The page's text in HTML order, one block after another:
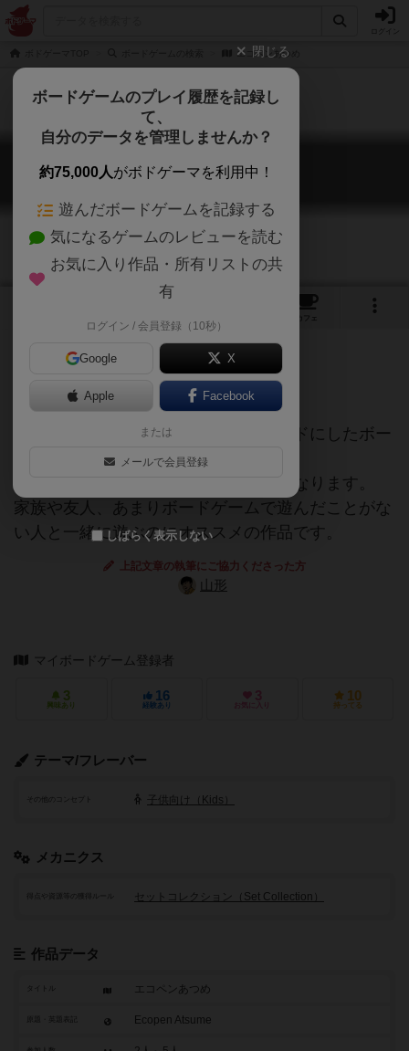
エコペンあつめ
エコペンあつめ
Ecopen Atsume
カフェ
エコペンをたくさんあつめよう！
メモリーゲーム（神経衰弱）をマイルドにしたボー
ドゲームです。
同じ種類や同じ色を集めると高得点になります。
家族や友人、あまりボードゲームで遊んだことがな
い人と一緒に遊ぶのにオススメの作品です。
上記文章の執筆にご協力くださった方
山形
マイボードゲーム登録者
3
興味あり
16
経験あり
3
お気に入り
10
持ってる
テーマ/フレーバー
その他のコンセプト 子供向け（Kids）
メカニクス
セットコレクション（Set Collection）
作品データ
タイトル エコペンあつめ
Ecopen Atsume
閉じる
ボードゲームのプレイ履歴を記録し
て、
自分のデータを管理しませんか？
約75,000人がボドゲーマを利用中！
遊んだボードゲームを記録する
気になるゲームのレビューを読む
お気に入り作品・所有リストの共
有
ログイン / 会員登録（10秒）
Google X
Apple Facebook
または
メールで会員登録
しばらく表示しない